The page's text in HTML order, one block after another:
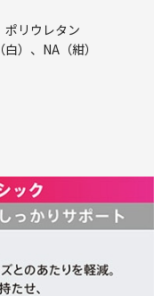
リウレタン
）、NA（紺）